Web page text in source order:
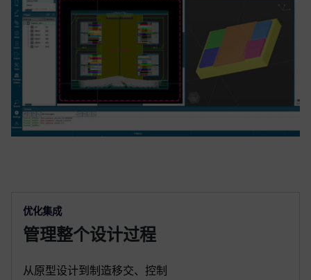
优化集成
管理整个设计过程
从原型设计到制造移交、控制